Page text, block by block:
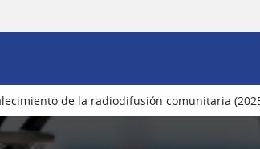
de la radiodifusión comunitaria